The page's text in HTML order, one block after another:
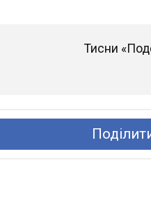
Тисни